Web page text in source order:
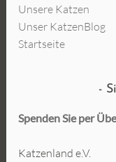
Unsere Katzen
Unser KatzenBlog
Startseite
Spenden Sie per
Katzenland e.V.